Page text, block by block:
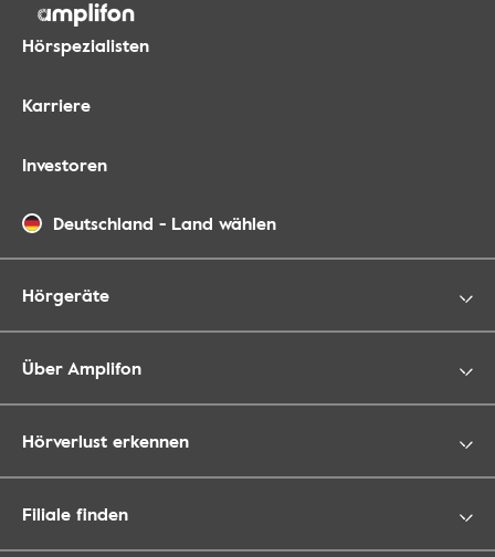
Hörspezialisten
Karriere
Investoren
Deutschland - Land wählen
Hörgeräte
Über Amplifon
Hörverlust erkennen
Filiale finden